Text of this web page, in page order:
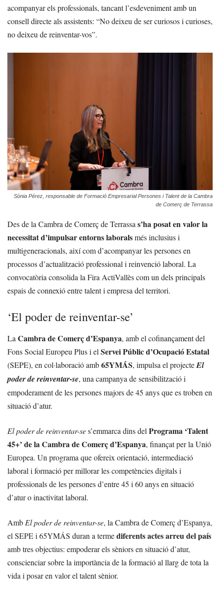
acompanyar els professionals, tancant l’esdeveniment amb un
consell directe als assistents: “No deixeu de ser curiosos i curioses,
no deixeu de reinventar-vos”.
Sònia Pérez, responsable de Formació Empresarial Persones i Talent de la Cambra
de Comerç de Terrassa
Des de la Cambra de Comerç de Terrassa s’ha posat en valor la
necessitat d’impulsar entorns laboralsmés inclusius i
multigeneracionals, així com d’acompanyar les persones en
processos d’actualització professional i reinvenció laboral. La
convocatòria consolida la Fira ActiVallès com un dels principals
espais de connexió entre talent i empresa del territori.
‘El poder de reinventar-se’
La Cambra de Comerç d’Espanya, amb el cofinançament del
Fons Social Europeu Plus i el Servei Públic d’Ocupació Estatal
(SEPE), en col·laboració amb65YMÁS, impulsa el projecteEl
poder de reinventar-se, una campanya de sensibilització i
empoderament de les persones majors de 45 anys que es troben en
situació d’atur.
El poder de reinventar-ses’emmarca dins del Programa ‘Talent
45+’ de la Cambra de Comerç d’Espanya, finançat per la Unió
Europea. Un programa que ofereix orientació, intermediació
laboral i formació per millorar les competències digitals i
professionals de les persones d’entre 45 i 60 anys en situació
d’atur o inactivitat laboral.
Amb El poder de reinventar-se, la Cambra de Comerç d’Espanya,
el SEPE i 65YMÁS duran a termediferents actes arreu del país
amb tres objectius: empoderar els sèniors en situació d’atur,
conscienciar sobre la importància de la formació al llarg de tota la
vida i posar en valor el talent sènior.